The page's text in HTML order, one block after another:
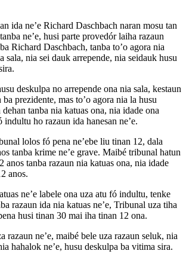
ida ne’e Richard Daschbach naran mosu tan
ne’e, husi parte provedór laiha razaun
Richard Daschbach, tanba to’o agora nia
sala, nia sei dauk arrepende, nia seidauk husu
deskulpa no arrepende ona nia sala, kestaun
prezidente, mas to’o agora nia la husu
tanba nia katuas ona, nia idade ona
ho razaun ida hanesan ne’e.
lolos fó pena ne’ebe liu tinan 12, dala
tanba krime ne’e grave. Maibé tribunal hatun
anos tanba razaun nia katuas ona, nia idade
anos.
ne’e labele ona uza atu fó indultu, tenke
razaun ida nia katuas ne’e, Tribunal uza tiha
husi tinan 30 mai iha tinan 12 ona.
razaun ne’e, maibé bele uza razaun seluk, nia
hahalok ne’e, husu deskulpa ba vitima sira.